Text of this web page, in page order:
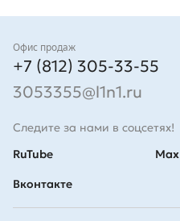
Контакты
Офис продаж
+7 (812) 305-33-55
3053355@l1n1.ru
Следите за нами в соцсетях!
RuTube
Вконтакте
Max